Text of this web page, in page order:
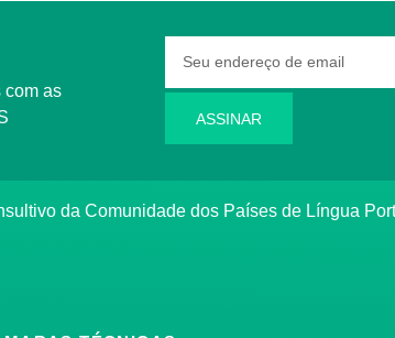
ASSINAR
da Comunidade dos Países de Língua